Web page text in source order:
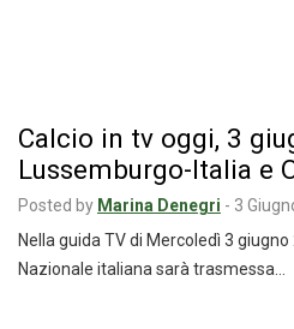
Calcio in tv oggi, 3
Lussemburgo-Italia e
Posted by Marina Denegri - 3
Nella guida TV di Mercoledì 3
Nazionale italiana sarà trasmessa…